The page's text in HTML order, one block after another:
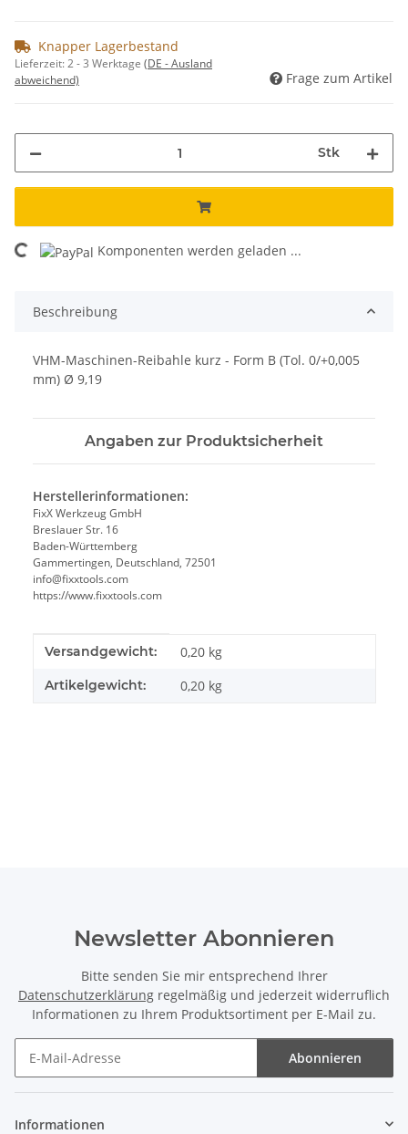
Knapper Lagerbestand
Lieferzeit:2 - 3 Werktage (DE - Ausland
abweichend)
Frage zum Artikel
Stk
Loading... Komponenten werden geladen ...
Beschreibung
VHM-Maschinen-Reibahle kurz - Form B (Tol. 0/+0,005
mm) Ø 9,19
Angaben zur Produktsicherheit
Herstellerinformationen:
FixX Werkzeug GmbH
Breslauer Str. 16
Baden-Württemberg
Gammertingen, Deutschland, 72501
info@fixxtools.com
https://www.fixxtools.com
Produkteigenschaft
Wert
Versandgewicht: 0,20 kg
Artikelgewicht: 0,20 kg
Newsletter Abonnieren
Bitte senden Sie mir entsprechend Ihrer
Datenschutzerklärung regelmäßig und jederzeit widerruflich
Informationen zu Ihrem Produktsortiment per E-Mail zu.
Abonnieren
Informationen